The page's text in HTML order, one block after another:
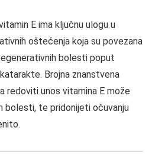
E ima ključnu ulogu u
oštećenja koja su povezana
bolesti poput
Brojna znanstvena
redoviti unos vitamina E može
bolesti, te pridonijeti očuvanju